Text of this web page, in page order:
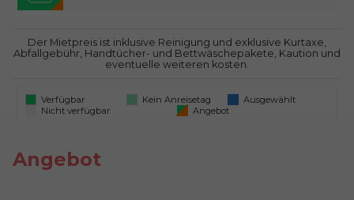
Der Mietpreis ist inklusive Reinigung und exklusive Kurtaxe,
Abfallgebühr, Handtücher- und Bettwäschepakete, Kaution und
eventuelle weiteren kosten.
Verfügbar Kein Anreisetag
Ausgewählt
Nicht verfügbar
Angebot
Angebot